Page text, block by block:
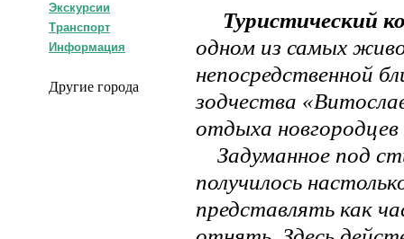
Экскурсии
Транспорт
Информация
Другие города
Туристический
одном из самых
непосредственной
зодчества
отдыха
Задуманное под
получилось
представлять как